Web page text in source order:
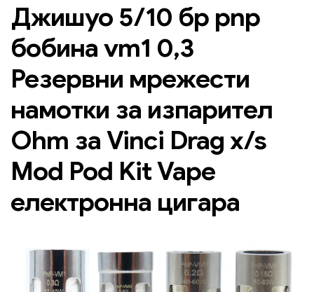
Джишуо 5/10 бр pnp
бобина vm1 0,3
Резервни мрежести
намотки за изпарител
Ohm за Vinci Drag x/s
Mod Pod Kit Vape
електронна цигара